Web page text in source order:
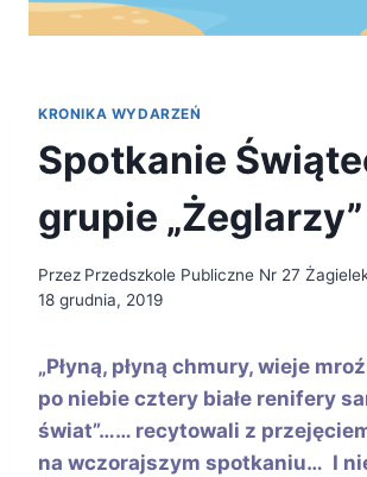
KRONIKA WYDARZEŃ
Spotkanie
grupie „Żeglarzy”
Przez Przedszkole Publiczne Nr 27
18 grudnia, 2019
„Płyną, płyną chmury, wieje
po niebie cztery białe renifery
świat”…… recytowali z
na wczorajszym spotkaniu… I